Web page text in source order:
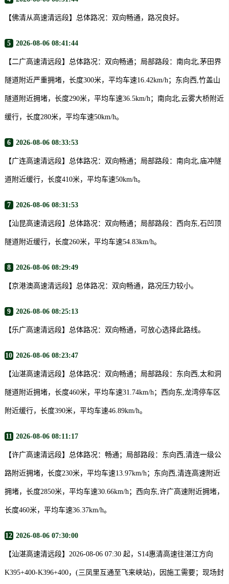
【佛清从高速清远段】总体路况：双向畅通，路况良好。
5 2026-08-06 08:41:44
【二广高速清远段】总体路况：双向畅通；局部路段：南向北,茅田界
隧道附近严重拥堵，长度300米，平均车速16.42km/h；东向西,竹盖山
隧道附近拥堵，长度290米，平均车速36.5km/h；南向北,云雾大桥附近
缓行，长度280米，平均车速50km/h。
6 2026-08-06 08:33:53
【广连高速清远段】总体路况：双向畅通；局部路段：南向北,庙冲隧
道附近缓行，长度410米，平均车速50km/h。
7 2026-08-06 08:31:53
【汕昆高速清远段】总体路况：双向畅通；局部路段：西向东,石凹顶
隧道附近缓行，长度260米，平均车速54.83km/h。
8 2026-08-06 08:29:49
【京港澳高速清远段】总体路况：双向畅通，路况压力较小。
9 2026-08-06 08:25:13
【乐广高速清远段】总体路况：双向畅通，可放心选择此路线。
10 2026-08-06 08:23:47
【汕湛高速清远段】总体路况：双向畅通；局部路段：东向西,太和洞
隧道附近拥堵，长度460米，平均车速31.74km/h；西向东,龙湾停车区
附近缓行，长度390米，平均车速46.89km/h。
11 2026-08-06 08:11:17
【许广高速清远段】总体路况：畅通；局部路段：东向西,清连一级公
路附近拥堵，长度230米，平均车速13.97km/h；东向西,清连高速附近
拥堵，长度2850米，平均车速30.66km/h；西向东,许广高速附近拥堵，
长度460米，平均车速36.37km/h。
12 2026-08-06 07:30:00
【汕湛高速清远段】2026-08-06 07:30 起，S14惠清高速往湛江方向
K395+400-K396+400，(三凤里互通至飞来峡站)，因施工需要；现场封